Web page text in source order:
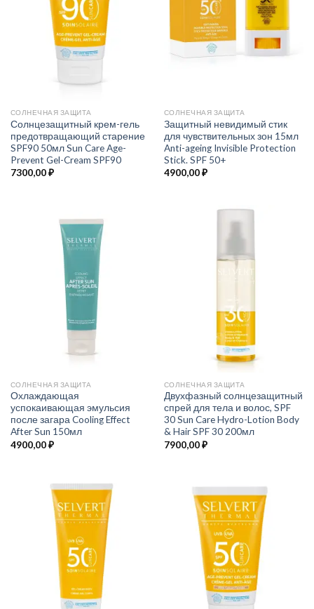
СОЛНЕЧНАЯ ЗАЩИТА
Солнцезащитный крем-гель
предотвращающий старение
SPF90 50мл Sun Care Age-
Prevent Gel-Cream SPF90
7300,00₽
СОЛНЕЧНАЯ ЗАЩИТА
Защитный невидимый стик
для чувствительных зон 15мл
Anti-ageing Invisible Protection
Stick. SPF 50+
4900,00₽
СОЛНЕЧНАЯ ЗАЩИТА
Охлаждающая
успокаивающая эмульсия
после загара Cooling Effect
After Sun 150мл
4900,00₽
СОЛНЕЧНАЯ ЗАЩИТА
Двухфазный солнцезащитный
спрей для тела и волос, SPF
30 Sun Care Hydro-Lotion Body
& Hair SPF 30 200мл
7900,00₽